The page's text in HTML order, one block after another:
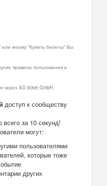
кнопку "Купить билеты" Вы
правила пользования и
AD ticket GmbH.
доступ к сообществу
всего за 10 секунд!
могут:
пользователями
которые тоже
других